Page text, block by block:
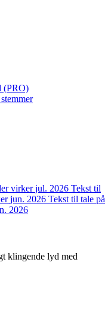
(PRO)
virker jul. 2026 Tekst til
jun. 2026 Tekst til tale på
2026
klingende lyd med